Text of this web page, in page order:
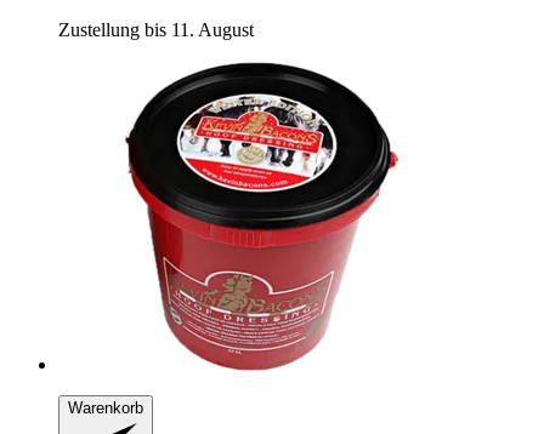
Zustellung bis 11. August
Warenkorb